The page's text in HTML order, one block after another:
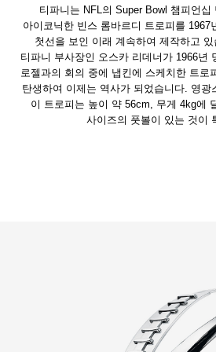
티파니는 NFL의 Super Bowl 챔피언
아이코닉한 빈스 롬바르디 트로피를 1967
첫선을 보인 이래 계속하여 제작하고
티파니 부사장인 오스카 리데너가 1966년
로젤과의 회의 중에 냅킨에 스케치한 트로
탄생하여 이제는 역사가 되었습니다. 영
이 트로피는 높이 약 56cm, 무게 4kg에
사이즈의 풋볼이 있는 것이